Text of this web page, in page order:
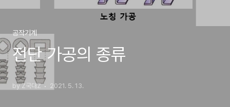
공작기계
전단 가공의 종류
by Z국대Z 2021. 5. 13.